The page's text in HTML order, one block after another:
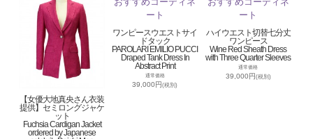
【女優大地真央さん衣装
提供】セミロングジャケ
ット
Fuchsia Cardigan Jacket
ordered by Japanese
ワンピースウエストサイ
ドタック
PAROLARI EMILIO PUCCI
Draped Tank Dress In
Abstract Print
通常価格
39,000円(税別)
ハイウエスト切替七分丈
ワンピース
Wine Red Sheath Dress
with Three Quarter Sleeves
通常価格
39,000円(税別)